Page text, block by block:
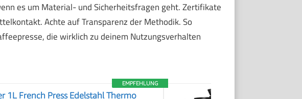
es um Material- und Sicherheitsfragen geht. Zertifikate
Achte auf Transparenz der Methodik. So
die wirklich zu deinem Nutzungsverhalten
EMPFEHLUNG
1L French Press Edelstahl Thermo